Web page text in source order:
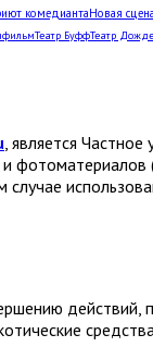
комедиантаНовая
Театр БуффТеатр
, является
действий,